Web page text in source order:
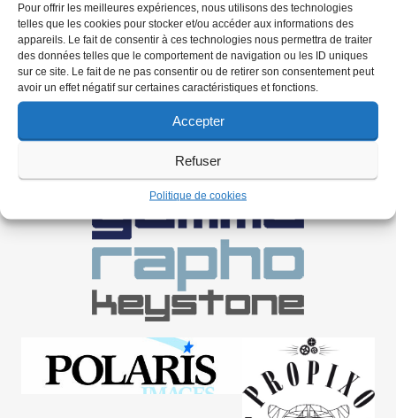
Pour offrir les meilleures expériences, nous utilisons des technologies
telles que les cookies pour stocker et/ou accéder aux informations des
appareils. Le fait de consentir à ces technologies nous permettra de traiter
des données telles que le comportement de navigation ou les ID uniques
sur ce site. Le fait de ne pas consentir ou de retirer son consentement peut
avoir un effet négatif sur certaines caractéristiques et fonctions.
Accepter
Refuser
Politique de cookies